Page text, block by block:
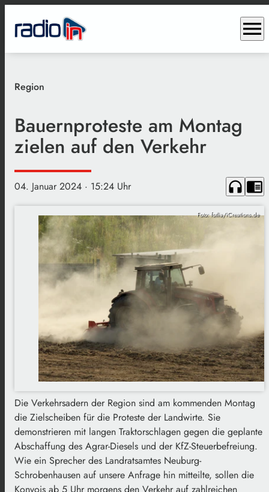
menu
Region
Bauernproteste am Montag
zielen auf den Verkehr
04. Januar 2024 · 15:24 Uhr headphones chrome_reader_mode
Foto: fotlia/iCreations.de
Die Verkehrsadern der Region sind am kommenden Montag
die Zielscheiben für die Proteste der Landwirte. Sie
demonstrieren mit langen Traktorschlagen gegen die geplante
Abschaffung des Agrar-Diesels und der KfZ-Steuerbefreiung.
Wie ein Sprecher des Landratsamtes Neuburg-
Schrobenhausen auf unsere Anfrage hin mitteilte, sollen die